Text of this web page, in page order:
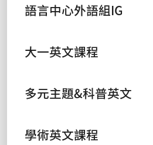
語言中心外語組IG
大一英文課程
多元主題&科普英文
學術英文課程